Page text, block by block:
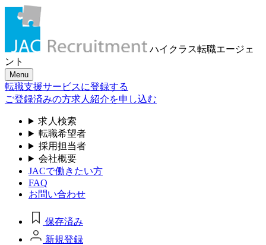
ハイクラス転職エージェ
ント
Menu
転職支援サービスに登録する
ご登録済みの方求人紹介を申し込む
求人検索
転職希望者
採用担当者
会社概要
JACで働きたい方
FAQ
お問い合わせ
保存済み
新規登録